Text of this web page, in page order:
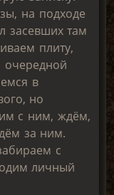
на подходе
засевших там
плиту,
в
но
с ним, ждём,
за ним.
с
личный